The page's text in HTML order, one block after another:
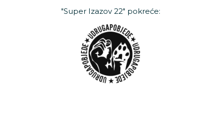
"Super Izazov 22" pokreće: